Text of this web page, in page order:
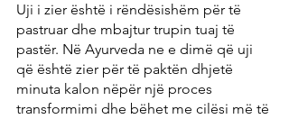
Uji i zier është i rëndësishëm për të
pastruar dhe mbajtur trupin tuaj të
pastër. Në Ayurveda ne e dimë që uji
që është zier për të paktën dhjetë
minuta kalon nëpër një proces
transformimi dhe bëhet me cilësi më të